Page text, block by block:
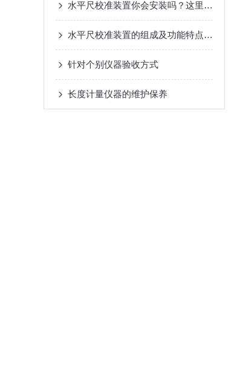
水平尺校准装置你会安装吗？这里有全面的教学
水平尺校准装置的组成及功能特点概述
针对个别仪器验收方式
长度计量仪器的维护保养